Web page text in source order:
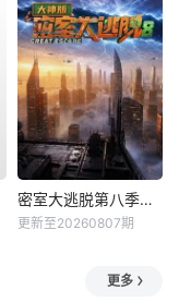
密室大逃脱第八季大神版
更新至20260807期
更多